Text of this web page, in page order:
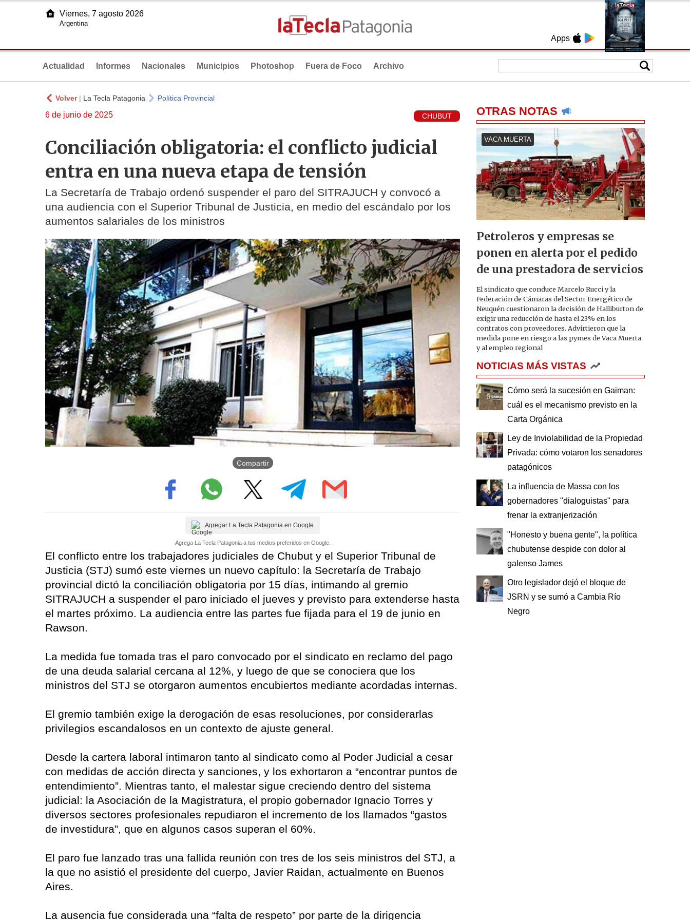
Apps
Viernes, 7 agosto 2026
Argentina
Actualidad Informes Nacionales Municipios Photoshop Fuera de Foco Archivo
Volver| La Tecla Patagonia Política Provincial
6 de junio de 2025 CHUBUT
Conciliación obligatoria: el conflicto judicial
entra en una nueva etapa de tensión
La Secretaría de Trabajo ordenó suspender el paro del SITRAJUCH y convocó a
una audiencia con el Superior Tribunal de Justicia, en medio del escándalo por los
aumentos salariales de los ministros
Compartir
Agregar La Tecla Patagonia en Google
Agrega La Tecla Patagonia a tus medios preferidos en Google.
El conflicto entre los trabajadores judiciales de Chubut y el Superior Tribunal de
Justicia (STJ) sumó este viernes un nuevo capítulo: la Secretaría de Trabajo
provincial dictó la conciliación obligatoria por 15 días, intimando al gremio
SITRAJUCH a suspender el paro iniciado el jueves y previsto para extenderse hasta
el martes próximo. La audiencia entre las partes fue fijada para el 19 de junio en
Rawson.
La medida fue tomada tras el paro convocado por el sindicato en reclamo del pago
de una deuda salarial cercana al 12%, y luego de que se conociera que los
ministros del STJ se otorgaron aumentos encubiertos mediante acordadas internas.
El gremio también exige la derogación de esas resoluciones, por considerarlas
privilegios escandalosos en un contexto de ajuste general.
Desde la cartera laboral intimaron tanto al sindicato como al Poder Judicial a cesar
con medidas de acción directa y sanciones, y los exhortaron a “encontrar puntos de
entendimiento”. Mientras tanto, el malestar sigue creciendo dentro del sistema
judicial: la Asociación de la Magistratura, el propio gobernador Ignacio Torres y
diversos sectores profesionales repudiaron el incremento de los llamados “gastos
de investidura”, que en algunos casos superan el 60%.
El paro fue lanzado tras una fallida reunión con tres de los seis ministros del STJ, a
la que no asistió el presidente del cuerpo, Javier Raidan, actualmente en Buenos
Aires.
La ausencia fue considerada una “falta de respeto” por parte de la dirigencia
OTRAS NOTAS
VACA MUERTA
Petroleros y empresas se
ponen en alerta por el pedido
de una prestadora de servicios
El sindicato que conduce Marcelo Rucci y la
Federación de Cámaras del Sector Energético de
Neuquén cuestionaron la decisión de Halliburton de
exigir una reducción de hasta el 23% en los
contratos con proveedores. Advirtieron que la
medida pone en riesgo a las pymes de Vaca Muerta
y al empleo regional
NOTICIAS MÁS VISTAS
Cómo será la sucesión en Gaiman:
cuál es el mecanismo previsto en la
Carta Orgánica
Ley de Inviolabilidad de la Propiedad
Privada: cómo votaron los senadores
patagónicos
La influencia de Massa con los
gobernadores "dialoguistas" para
frenar la extranjerización
"Honesto y buena gente", la política
chubutense despide con dolor al
galenso James
Otro legislador dejó el bloque de
JSRN y se sumó a Cambia Río
Negro